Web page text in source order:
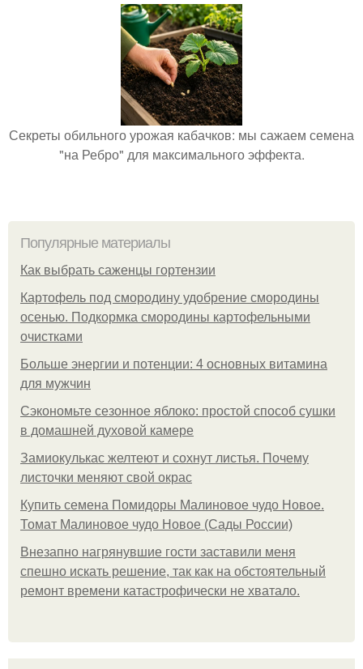
Секреты обильного урожая кабачков: мы сажаем семена
"на Ребро" для максимального эффекта.
Популярные материалы
Как выбрать саженцы гортензии
Картофель под смородину удобрение смородины
осенью. Подкормка смородины картофельными
очистками
Больше энергии и потенции: 4 основных витамина
для мужчин
Сэкономьте сезонное яблоко: простой способ сушки
в домашней духовой камере
Замиокулькас желтеют и сохнут листья. Почему
листочки меняют свой окрас
Купить семена Помидоры Малиновое чудо Новое.
Томат Малиновое чудо Новое (Сады России)
Внезапно нагрянувшие гости заставили меня
спешно искать решение, так как на обстоятельный
ремонт времени катастрофически не хватало.